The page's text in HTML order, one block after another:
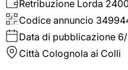
Retribuzione Lorda
Codice annuncio
Data di pubblicazione
Città Colognola ai Colli